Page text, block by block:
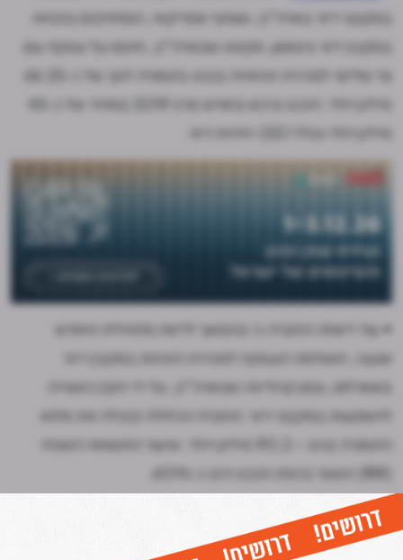
במקבצי דיור בארה"ב, ושותף אמריקאי, המחזיקים בזכויות
במקבץ דיור ביוסטון, טקסס שבארה"ב, חתמו על עסקה עם
צד שלישי למכירת זכויותיה בנכס בתמורה לסך של כ-66.25
מיליון דולר. הנכס נרכש בחודש מרץ 2019 במחיר של כ-45
מיליון דולר וכולל 320 יחידות דיור.
• עוד דיווחה החברה כי בהמשך לדיווח מתחילת החודש
שעבר, הושלמה העסקה למכירת הזכויות במקבץ דיור
בשארלוט, צפון קרוליינה שבארה"ב, על ידי הקרן השנייה
להשקעות במקבצי דיור. החברה הכלולה קיבלה את מלוא
התמורה בגינו – 90.2 מיליון דולר. שיעור התשואה השנתי
להקמת התאחדות קבלני השיפוצים. בכנס התאחרו אנשי